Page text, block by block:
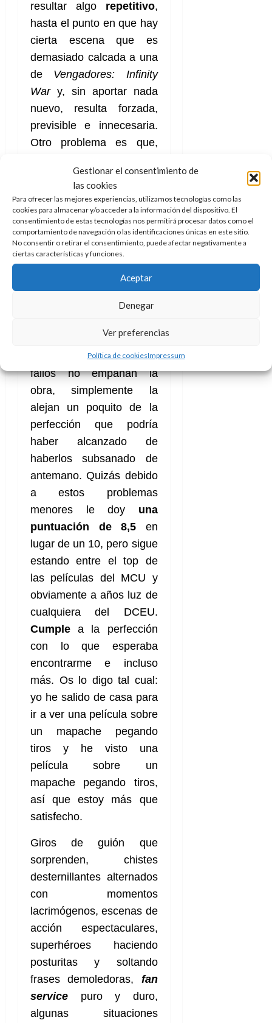
Gestionar el consentimiento de
las cookies
Para ofrecer las mejores experiencias, utilizamos tecnologías como las
cookies para almacenar y/o acceder a la información del dispositivo. El
consentimiento de estas tecnologías nos permitirá procesar datos como el
comportamiento de navegación o las identificaciones únicas en este sitio.
No consentir o retirar el consentimiento, puede afectar negativamente a
ciertas características y funciones.
Aceptar
Denegar
Ver preferencias
Política de cookiesImpressum
resultar algo repetitivo,
hasta el punto en que hay
cierta escena que es
demasiado calcada a una
de Vengadores: Infinity
Wary, sin aportar nada
nuevo, resulta forzada,
previsible e innecesaria.
Otro problema es que,
personajes, algunos
apenas tienen
apariciones muy
puntuales y no se les da
el protagonismo que se
merecían. Esto provoca
una cierta sensación de
posibilidades muy
Afortunadamente, estos
fallos no empañan la
obra, simplemente la
alejan un poquito de la
perfección que podría
haber alcanzado de
haberlos subsanado de
antemano. Quizás debido
a estos problemas
menores le doy una
puntuación de 8,5 en
lugar de un 10, pero sigue
estando entre el top de
las películas del MCU y
obviamente a años luz de
cualquiera del DCEU.
Cumple a la perfección
con lo que esperaba
encontrarme e incluso
más. Os lo digo tal cual:
yo he salido de casa para
ir a ver una película sobre
un mapache pegando
tiros y he visto una
película sobre un
mapache pegando tiros,
así que estoy más que
satisfecho.
Giros de guión que
sorprenden, chistes
desternillantes alternados
con momentos
lacrimógenos, escenas de
acción espectaculares,
superhéroes haciendo
posturitas y soltando
frases demoledoras,
fan
service
puro y duro,
algunas situaciones